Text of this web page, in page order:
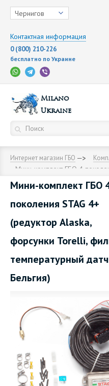
Чернигов
Контактная информация
0 (800) 210-226
бесплатно по Украине
Milano
Ukraine
Интернет магазин ГБО
Мини-комплект ГБО 4
Мини-комплект ГБО
поколения STAG 4+
(редуктор Alaska,
форсунки Torelli,
температурный
Бельгия)